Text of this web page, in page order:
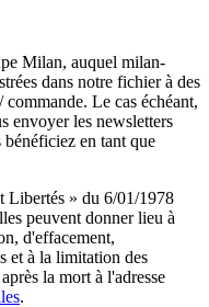
Milan, auquel milan-
dans notre fichier à des
Le cas échéant,
envoyer les newsletters
en tant que
Libertés » du 6/01/1978
peuvent donner lieu à
d'effacement,
et à la limitation des
la mort à l'adresse
.